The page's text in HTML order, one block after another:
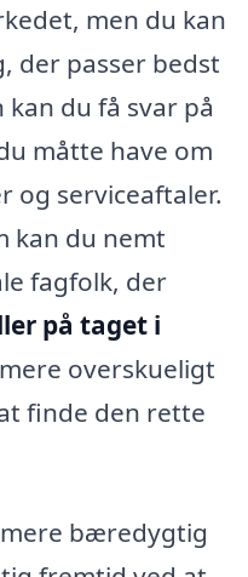
men du kan
der passer bedst
du få svar på
måtte have om
og serviceaftaler.
kan du nemt
fagfolk, der
på taget i
overskueligt
finde den rette
bæredygtig